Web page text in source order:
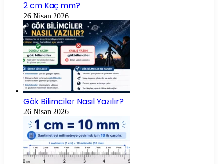
2 cm Kaç mm?
26 Nisan 2026
Gök Bilimciler Nasıl Yazılır?
26 Nisan 2026